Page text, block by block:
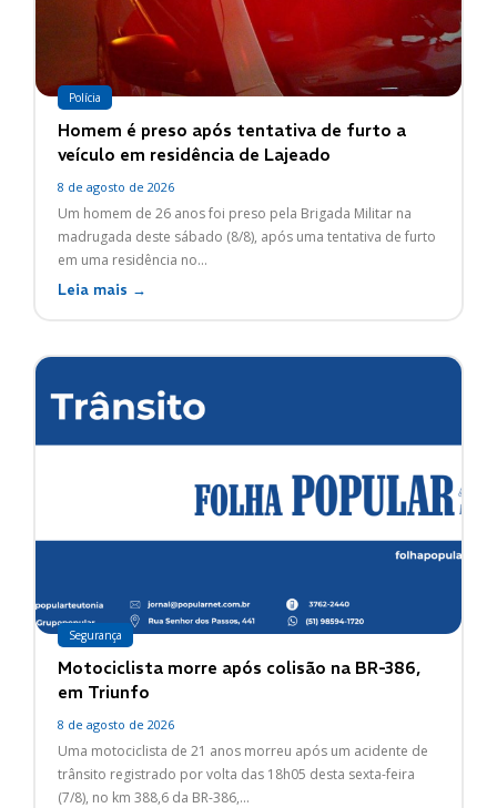
Polícia
Homem é preso após tentativa de furto a
veículo em residência de Lajeado
8 de agosto de 2026
Um homem de 26 anos foi preso pela Brigada Militar na
madrugada deste sábado (8/8), após uma tentativa de furto
em uma residência no...
Leia mais →
Segurança
Motociclista morre após colisão na BR-386,
em Triunfo
8 de agosto de 2026
Uma motociclista de 21 anos morreu após um acidente de
trânsito registrado por volta das 18h05 desta sexta-feira
(7/8), no km 388,6 da BR-386,...